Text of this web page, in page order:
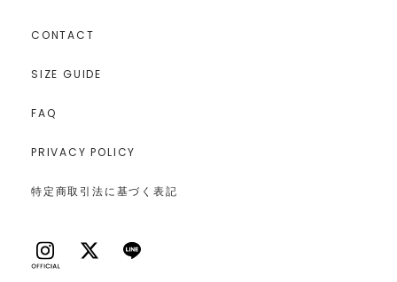
CONTACT
SIZE GUIDE
FAQ
PRIVACY POLICY
特定商取引法に基づく表記